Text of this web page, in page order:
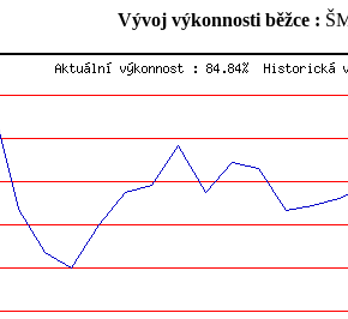
Vývoj výkonnosti běžce :